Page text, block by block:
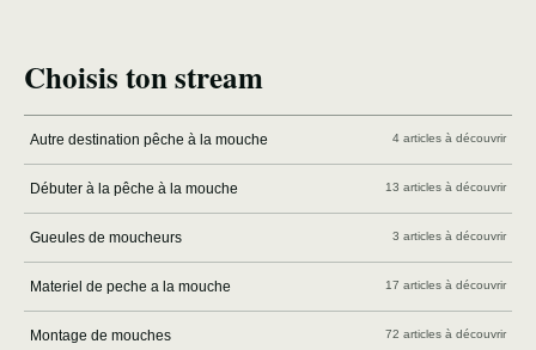
Choisis ton stream
Autre destination pêche à la mouche 4 articles à découvrir
Débuter à la pêche à la mouche 13 articles à découvrir
Gueules de moucheurs 3 articles à découvrir
Materiel de peche a la mouche 17 articles à découvrir
Montage de mouches 72 articles à découvrir